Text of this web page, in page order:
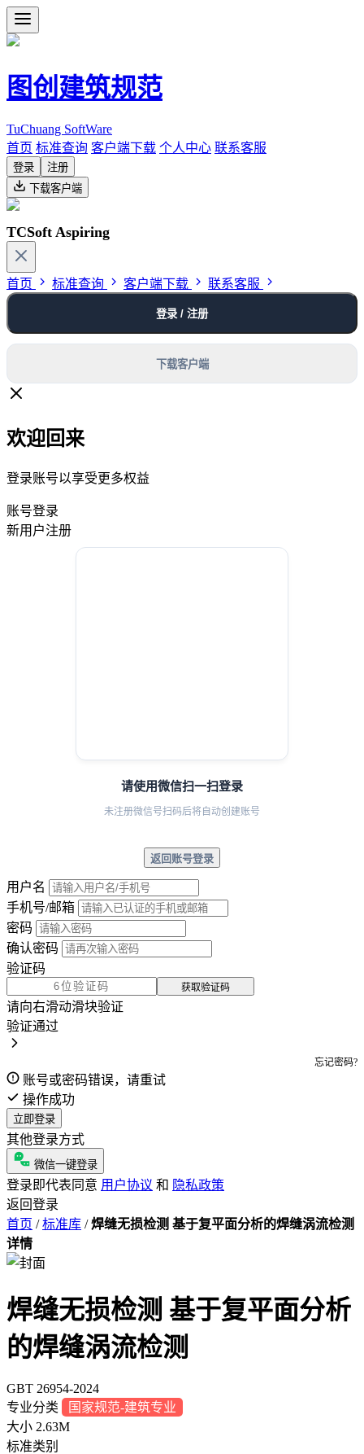
图创建筑规范
TuChuang SoftWare
首页 标准查询 客户端下载 个人中心 联系客服
登录
注册
下载客户端
TCSoft Aspiring
首页 标准查询 客户端下载 联系客服
登录 / 注册
下载客户端
欢迎回来
登录账号以享受更多权益
账号登录
新用户注册
请使用微信扫一扫登录
未注册微信号扫码后将自动创建账号
返回账号登录
用户名
手机号/邮箱
密码
确认密码
验证码
获取验证码
请向右滑动滑块验证
验证通过
忘记密码?
账号或密码错误，请重试
操作成功
立即登录
其他登录方式
微信一键登录
登录即代表同意 用户协议 和 隐私政策
返回登录
首页 / 标准库 / 焊缝无损检测 基于复平面分析的焊缝涡流检测
详情
焊缝无损检测 基于复平面分析
的焊缝涡流检测
GBT 26954-2024
专业分类
国家规范-建筑专业
大小 2.63M
标准类别